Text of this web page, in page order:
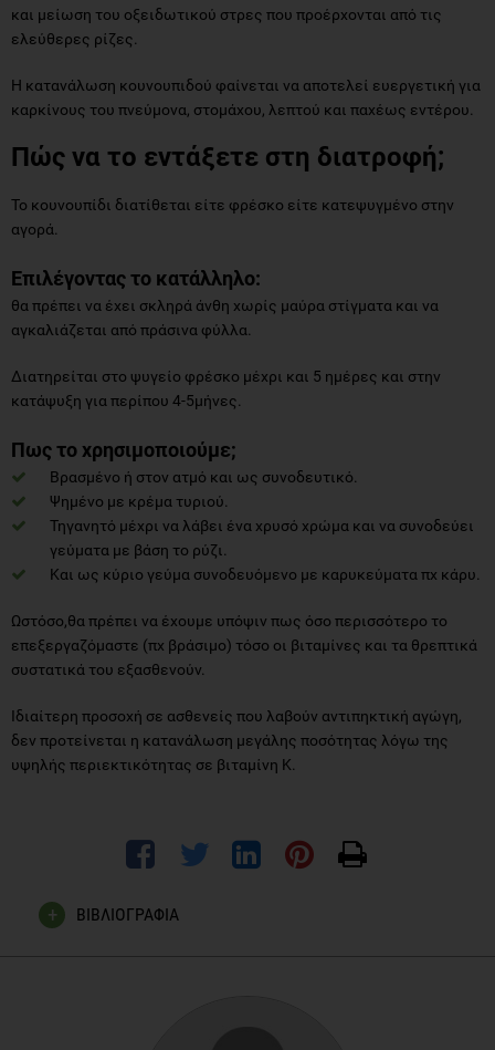
και μείωση του οξειδωτικού στρες που προέρχονται από τις
ελεύθερες ρίζες.
Η κατανάλωση κουνουπιδού φαίνεται να αποτελεί ευεργετική για
καρκίνους του πνεύμονα, στομάχου, λεπτού και παχέως εντέρου.
Πώς να το εντάξετε στη διατροφή;
Το κουνουπίδι διατίθεται είτε φρέσκο είτε κατεψυγμένο στην
αγορά.
Επιλέγοντας το κατάλληλο:
θα πρέπει να έχει σκληρά άνθη χωρίς μαύρα στίγματα και να
αγκαλιάζεται από πράσινα φύλλα.
Διατηρείται στο ψυγείο φρέσκο μέχρι και 5 ημέρες και στην
κατάψυξη για περίπου 4-5μήνες.
Πως το χρησιμοποιούμε;
Βρασμένο ή στον ατμό και ως συνοδευτικό.
Ψημένο με κρέμα τυριού.
Τηγανητό μέχρι να λάβει ένα χρυσό χρώμα και να συνοδεύει
γεύματα με βάση το ρύζι.
Και ως κύριο γεύμα συνοδευόμενο με καρυκεύματα πχ κάρυ.
Ωστόσο,θα πρέπει να έχουμε υπόψιν πως όσο περισσότερο το
επεξεργαζόμαστε (πχ βράσιμο) τόσο οι βιταμίνες και τα θρεπτικά
συστατικά του εξασθενούν.
Ιδιαίτερη προσοχή σε ασθενείς που λαβούν αντιπηκτική αγώγη,
δεν προτείνεται η κατανάλωση μεγάλης ποσότητας λόγω της
υψηλής περιεκτικότητας σε βιταμίνη Κ.
ΒΙΒΛΙΟΓΡΑΦΙΑ